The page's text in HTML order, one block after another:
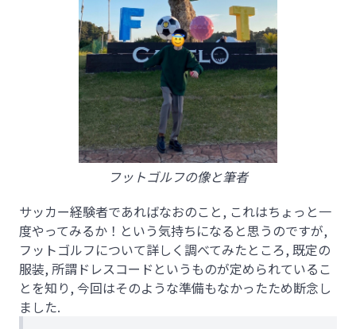
フットゴルフの像と筆者
サッカー経験者であればなおのこと, これはちょっと一
度やってみるか！という気持ちになると思うのですが,
フットゴルフについて詳しく調べてみたところ, 既定の
服装, 所謂ドレスコードというものが定められているこ
とを知り, 今回はそのような準備もなかったため断念し
ました.